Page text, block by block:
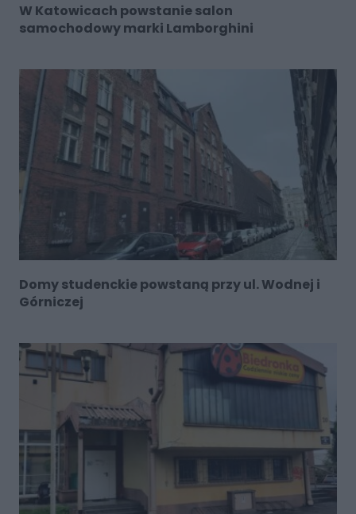
W Katowicach powstanie salon
samochodowy marki Lamborghini
Domy studenckie powstaną przy ul. Wodnej i
Górniczej